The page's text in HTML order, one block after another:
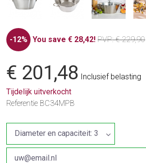
-12% You save € 28,42! PVP: € 229,90
€ 201,48 Inclusief belasting
Tijdelijk uitverkocht
Referentie BC34MPB